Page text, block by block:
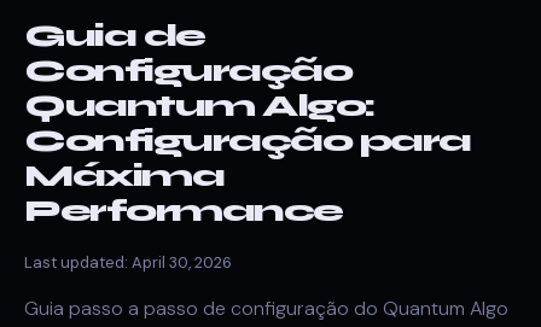
Guia de
Configuração
Quantum Algo:
Configuração para
Máxima
Performance
Last updated: April 30, 2026
Guia passo a passo de configuração do Quantum Algo